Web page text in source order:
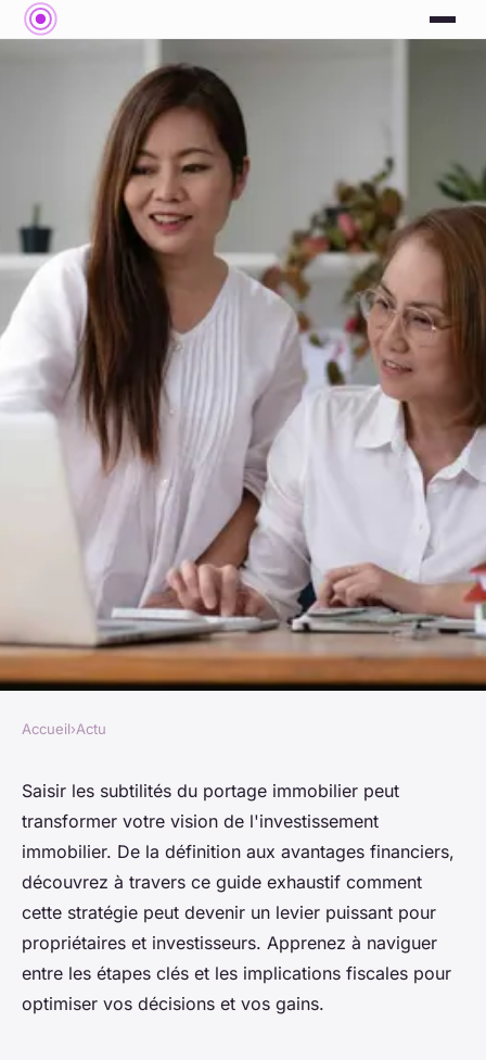
Portage immobilier : votre
guide complet
Guillaume•22 mai 2024•2 min de lecture
Accueil›Actu
Saisir les subtilités du portage immobilier peut
transformer votre vision de l'investissement
immobilier. De la définition aux avantages financiers,
découvrez à travers ce guide exhaustif comment
cette stratégie peut devenir un levier puissant pour
propriétaires et investisseurs. Apprenez à naviguer
entre les étapes clés et les implications fiscales pour
optimiser vos décisions et vos gains.